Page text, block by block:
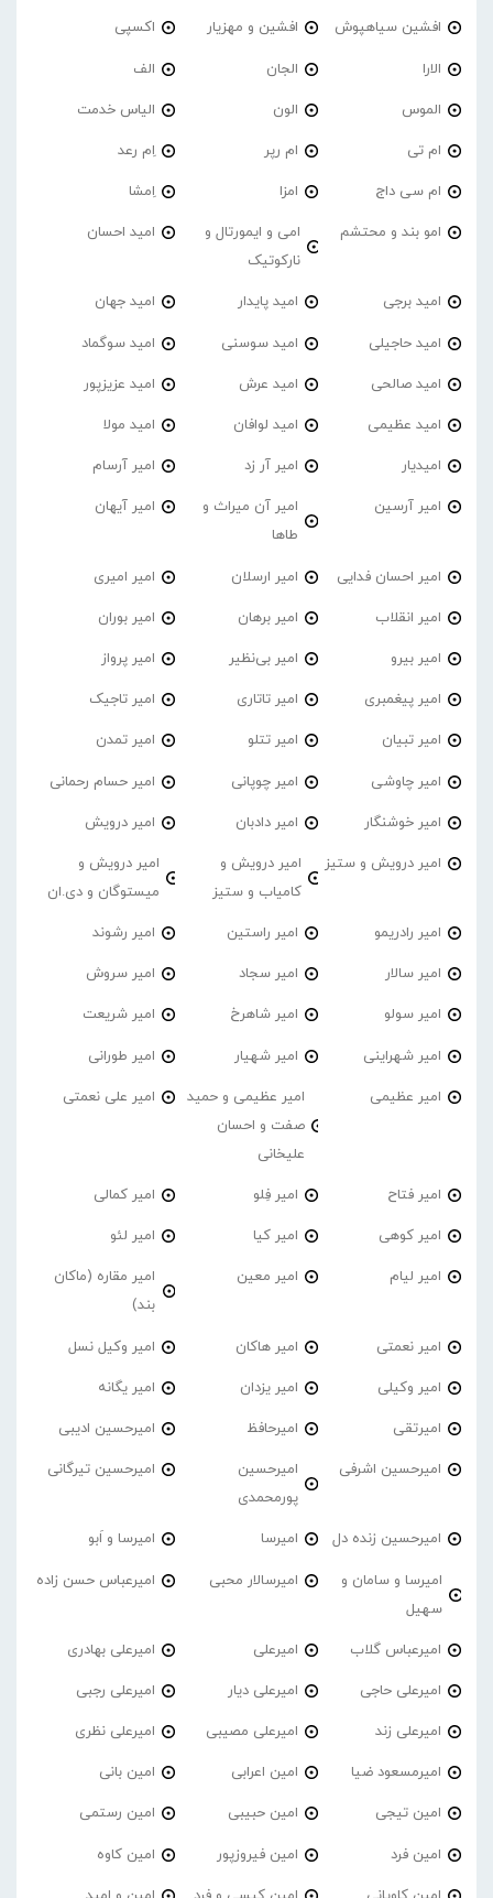
افشین سیاهپوش افشین و مهزیار اکسپی
الارا الجان الف
الموس الون الیاس خدمت
ام تی ام رپر اِم رعد
ام سی داج امزا اِمشا
امو بند و محتشم
امی و ایمورتال و
نارکوتیک
امید احسان
امید برجی امید پایدار امید جهان
امید حاجیلی امید سوسنی امید سوگماد
امید صالحی امید عرش امید عزیزپور
امید عظیمی امید لوافان امید مولا
امیدیار امیر آر زد امیر آرسام
امیر آرسین
امیر آن میراث و
طاها
امیر آیهان
امیر احسان فدایی امیر ارسلان امیر امیری
امیر انقلاب امیر برهان امیر‌ بوران
امیر بیرو امیر بی‌نظیر امیر پرواز
امیر پیغمبری امیر تاتاری امیر تاجیک
امیر تبیان امیر تتلو امیر تمدن
امیر چاوشی امیر چوپانی امیر حسام رحمانی
امیر خوشنگار امیر دادبان امیر درویش
امیر درویش و ستیز
امیر درویش و
کامیاب و ستیز
امیر درویش و
میستوگان و دی.ان
امیر رادریمو امیر راستین امیر رشوند
امیر سالار امیر سجاد امیر سروش
امیر سولو امیر شاهرخ امیر شریعت
امیر شهراینی امیر شهیار امیر طورانی
امیر عظیمی
امیر عظیمی و حمید
صفت و احسان
علیخانی
امیر علی نعمتی
امیر فتاح امیر فِلو امیر کمالی
امیر کوهی امیر کیا امیر لئو
امیر لیام امیر معین
امیر مقاره (ماکان
بند)
امیر نعمتی امیر هاکان امیر وکیل نسل
امیر وکیلی امیر یزدان امیر یگانه
امیرتقی امیرحافظ امیرحسین ادیبی
امیرحسین اشرفی
امیرحسین
پورمحمدی
امیرحسین تیرگانی
امیرحسین زنده دل امیرسا امیرسا و اَبو
امیرسا و سامان و
سهیل
امیرسالار محبی امیرعباس حسن زاده
امیرعباس گلاب امیرعلی امیرعلی بهادری
امیرعلی حاجی امیرعلی دیار امیرعلی رجبی
امیرعلی زند امیرعلی مصیبی امیرعلی نظری
امیرمسعود ضیا امین اعرابی امین بانی
امین تیجی امین حبیبی امین رستمی
امین فرد امین فیروزپور امین کاوه